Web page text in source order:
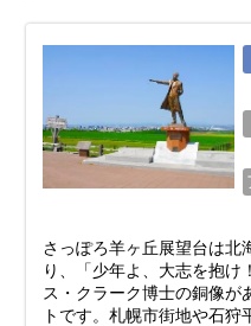
さっぽろ羊ヶ丘展望台は北
り、「少年よ、大志を抱け
ス・クラーク博士の銅像が
トです。札幌市街地や石